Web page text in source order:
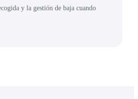
y la gestión de baja cuando